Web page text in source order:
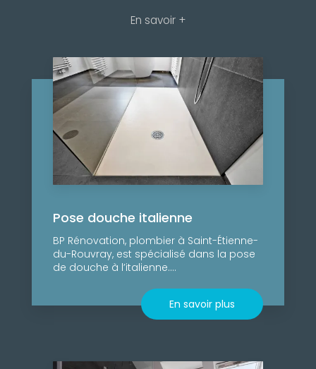
En savoir +
Pose douche italienne
BP Rénovation, plombier à Saint-Étienne-
du-Rouvray, est spécialisé dans la pose
de douche à l’italienne....
En savoir plus